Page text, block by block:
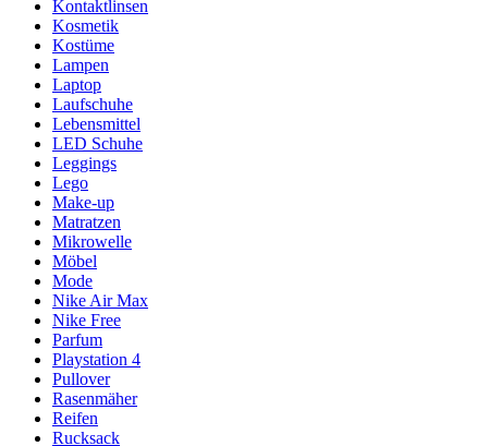
Kontaktlinsen
Kosmetik
Kostüme
Lampen
Laptop
Laufschuhe
Lebensmittel
LED Schuhe
Leggings
Lego
Make-up
Matratzen
Mikrowelle
Möbel
Mode
Nike Air Max
Nike Free
Parfum
Playstation 4
Pullover
Rasenmäher
Reifen
Rucksack